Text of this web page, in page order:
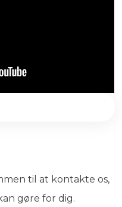
til at kontakte os,
gøre for dig.​